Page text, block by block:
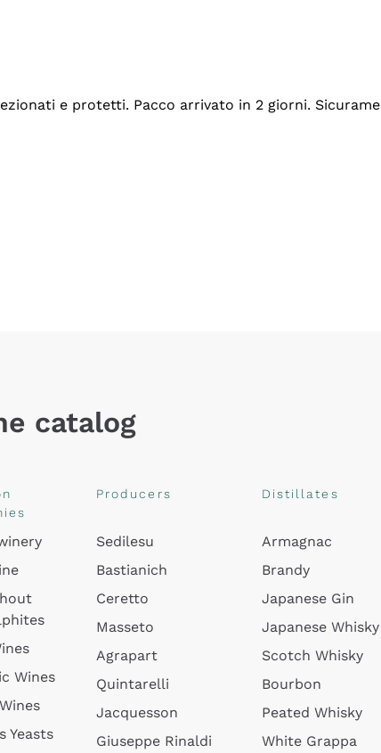
e protetti. Pacco arrivato in 2 giorni.
catalog
Wines
Yeasts
Producers
Sedilesu
Bastianich
Ceretto
Masseto
Agrapart
Quintarelli
Jacquesson
Giuseppe Rinaldi
Distillates
Armagnac
Brandy
Japanese Gin
Japanese Whisky
Scotch Whisky
Bourbon
Peated Whisky
White Grappa